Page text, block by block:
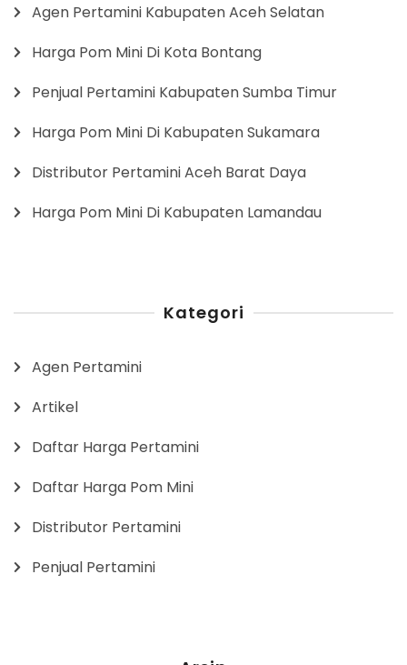
Agen Pertamini Kabupaten Aceh Selatan
Harga Pom Mini Di Kota Bontang
Penjual Pertamini Kabupaten Sumba Timur
Harga Pom Mini Di Kabupaten Sukamara
Distributor Pertamini Aceh Barat Daya
Harga Pom Mini Di Kabupaten Lamandau
Kategori
Agen Pertamini
Artikel
Daftar Harga Pertamini
Daftar Harga Pom Mini
Distributor Pertamini
Penjual Pertamini